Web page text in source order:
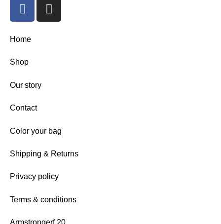
Home
Shop
Our story
Contact
Color your bag
Shipping & Returns
Privacy policy
Terms & conditions
Armstrongerf 20